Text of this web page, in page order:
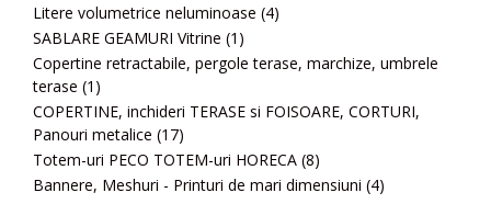
Litere volumetrice neluminoase (4)
SABLARE GEAMURI Vitrine (1)
Copertine retractabile, pergole terase, marchize, umbrele
terase (1)
COPERTINE, inchideri TERASE si FOISOARE, CORTURI,
Panouri metalice (17)
Totem-uri PECO TOTEM-uri HORECA (8)
Bannere, Meshuri - Printuri de mari dimensiuni (4)